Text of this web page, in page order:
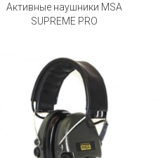
Активные наушники MSA
SUPREME PRO